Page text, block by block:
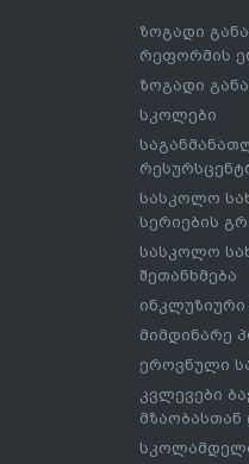
ზოგადი
რეფორმის
ზოგადი
სკოლები
სასკოლო
სერიების
სასკოლო
შეთანხმება
მიმდინარე
ეროვნული
კვლევები
მზაობასთან